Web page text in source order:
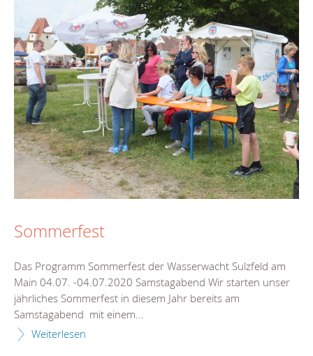
Sommerfest
Das Programm Sommerfest der Wasserwacht Sulzfeld am
Main 04.07. -04.07.2020 Samstagabend Wir starten unser
jährliches Sommerfest in diesem Jahr bereits am
Samstagabend mit einem...
Weiterlesen